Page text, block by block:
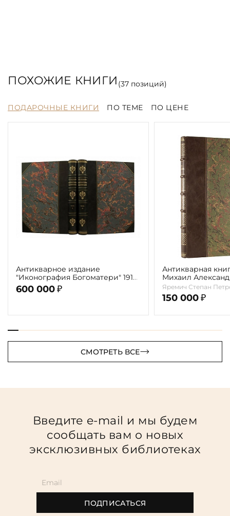
ПОХОЖИЕ КНИГИ (37позиций)
ПОДАРОЧНЫЕ КНИГИ ПО ТЕМЕ ПО ЦЕНЕ
Антикварное издание
"Иконография Богоматери" 1914
г. (в 2-х томах с автографом
автора)
600 000 ₽
Антикварная
Михаил
Врубель. Жизнь
1911г.
Яремич Степан
150 000 ₽
СМОТРЕТЬ ВСЕ
Введите e-mail и мы будем
сообщать вам о новых
эксклюзивных библиотеках
ПОДПИСАТЬСЯ